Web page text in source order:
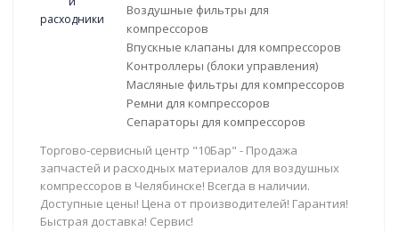
Воздушные фильтры для
компрессоров
Впускные клапаны для компрессоров
Контроллеры (блоки управления)
Масляные фильтры для компрессоров
Ремни для компрессоров
Сепараторы для компрессоров
Торгово-сервисный центр "10Бар" - Продажа
запчастей и расходных материалов для воздушных
компрессоров в Челябинске! Всегда в наличии.
Доступные цены! Цена от производителей! Гарантия!
Быстрая доставка! Сервис!